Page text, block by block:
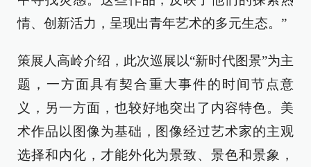
情、创新活力，呈现出青年艺术的多元生态。”
策展人高岭介绍，此次巡展以“新时代图景”为主
题，一方面具有契合重大事件的时间节点意
义，另一方面，也较好地突出了内容特色。美
术作品以图像为基础，图像经过艺术家的主观
选择和内化，才能外化为景致、景色和景象，